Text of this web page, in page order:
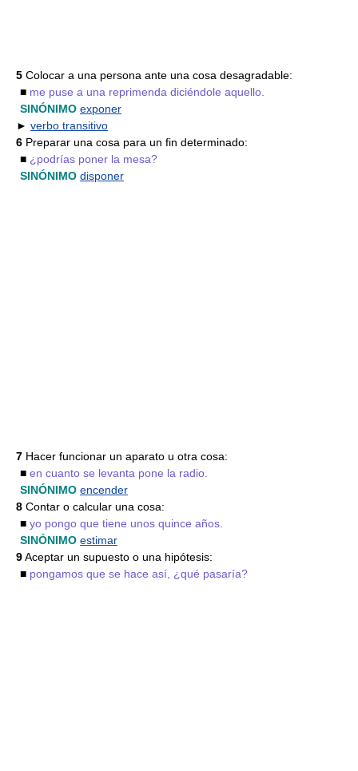
5 Colocar a una persona ante una cosa desagradable:
■ me puse a una reprimenda diciéndole aquello.
SINÓNIMO exponer
► verbo transitivo
6 Preparar una cosa para un fin determinado:
■ ¿podrías poner la mesa?
SINÓNIMO disponer
7 Hacer funcionar un aparato u otra cosa:
■ en cuanto se levanta pone la radio.
SINÓNIMO encender
8 Contar o calcular una cosa:
■ yo pongo que tiene unos quince años.
SINÓNIMO estimar
9Aceptar un supuesto o una hipótesis:
■ pongamos que se hace así, ¿qué pasaría?